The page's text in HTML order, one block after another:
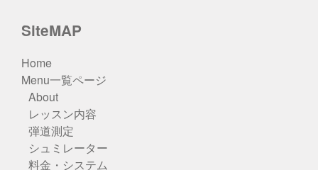
SiteMAP
Home
Menu一覧ページ
About
レッスン内容
弾道測定
シュミレーター
料金・システム